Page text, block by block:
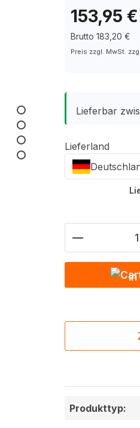
153,95 €
Brutto 183,20 €
Preis zzgl. MwSt.
Lieferbar
Lieferland
Produkt
Produkttyp: